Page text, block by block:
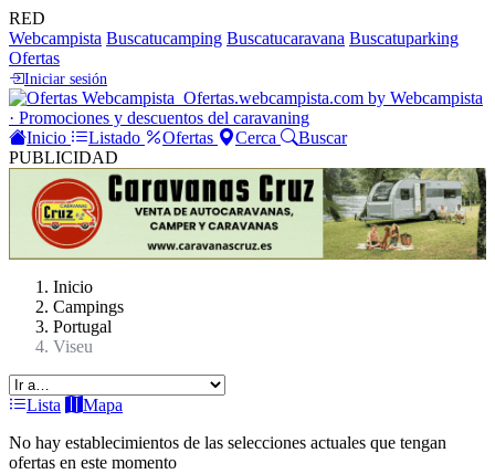
RED
Webcampista Buscatucamping Buscatucaravana Buscatuparking
Ofertas
Iniciar sesión
Ofertas.webcampista.com by Webcampista
· Promociones y descuentos del caravaning
Inicio
Listado Ofertas Cerca
Buscar
PUBLICIDAD
Inicio
Campings
Portugal
Viseu
Lista
Mapa
No hay establecimientos de las selecciones actuales que tengan
ofertas en este momento